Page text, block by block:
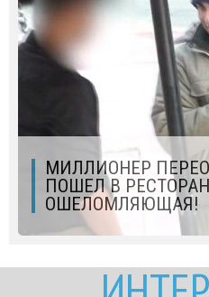
МИЛЛИОНЕР
ПОШЕЛ В
ОШЕЛОМЛЯЮЩАЯ!